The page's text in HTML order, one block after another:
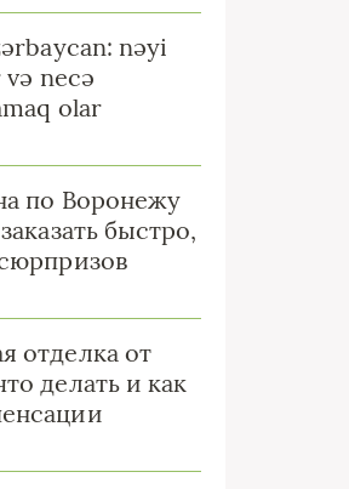
nəyi
və necə
olar
по Воронежу
быстро,
отделка от
делать и как